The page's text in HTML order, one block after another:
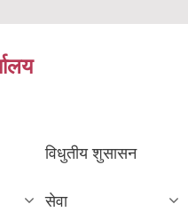
विधुतीय शुसासन
सेवा